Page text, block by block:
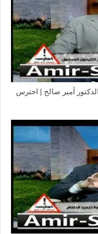
أمير صالح | احترس